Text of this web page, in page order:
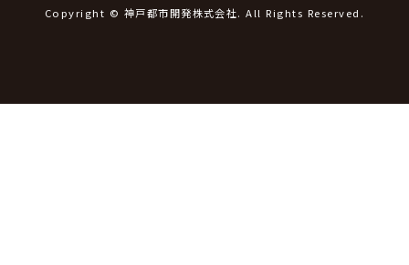
Copyright © 神戸都市開発株式会社. All Rights Reserved.